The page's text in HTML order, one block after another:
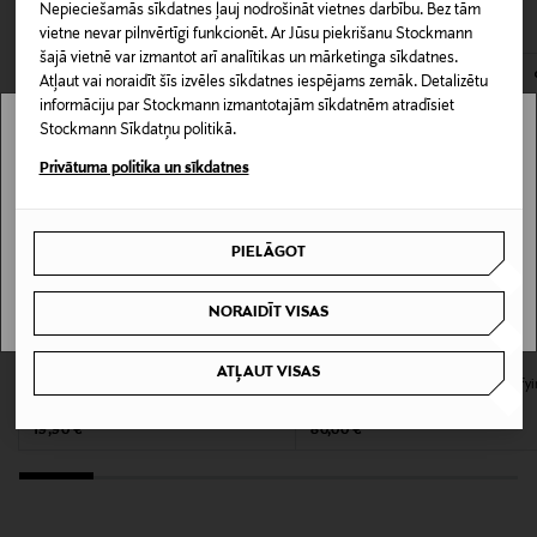
Nepieciešamās sīkdatnes ļauj nodrošināt vietnes darbību. Bez tām
vietne nevar pilnvērtīgi funkcionēt. Ar Jūsu piekrišanu Stockmann
šajā vietnē var izmantot arī analītikas un mārketinga sīkdatnes.
Atļaut vai noraidīt šīs izvēles sīkdatnes iespējams zemāk. Detalizētu
informāciju par Stockmann izmantotajām sīkdatnēm atradīsiet
Stockmann Sīkdatņu politikā.
Privātuma politika un sīkdatnes
PIELĀGOT
NORAIDĪT VISAS
ATĻAUT VISAS
Produkta numurs
157623183
Iepakojuma izmērs
NOCOL
Izmērs
50 ml
atvērts. Aizzīmogotiem kosmētikas un dabiskiem līdzekļiem,
kas tiek atdoti atpakaļ, ir jābūt to sākotnējā neatvērtajā
iepakojumā.
PREČU ATGRIEŠANAS POLITIKA
Milkprotein Intensive Hair Oil Verbena
Original Price
19,90 €
Abeille Royale Revitalising &
Original Price
80,00 €
Stockmann nav pieejams tavā valstī.
I UNDERSTAND